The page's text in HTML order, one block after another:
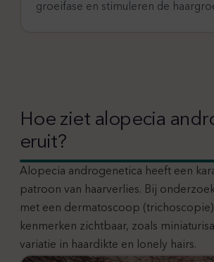
groeifase en stimuleren de
Hoe ziet alopecia
eruit?
Alopecia androgenetica heeft een
patroon van haarverlies. Bij
met een dermatoscoop
kenmerken zichtbaar, zoals
variatie in haardikte en lonely hairs.